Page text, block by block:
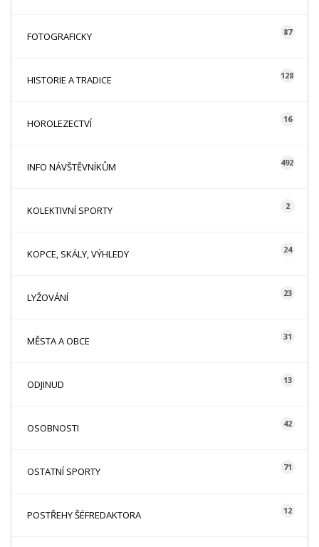
FOTOGRAFICKY 87
HISTORIE A TRADICE 128
HOROLEZECTVÍ 16
INFO NÁVŠTĚVNÍKŮM 492
KOLEKTIVNÍ SPORTY 2
KOPCE, SKÁLY, VÝHLEDY 24
LYŽOVÁNÍ 23
MĚSTA A OBCE 31
ODJINUD 13
OSOBNOSTI 42
OSTATNÍ SPORTY 71
POSTŘEHY ŠÉFREDAKTORA 12